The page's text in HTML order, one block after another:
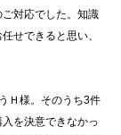
対応でした。知識
せできると思い、
Ｈ様。そのうち3件
を決意できなかっ